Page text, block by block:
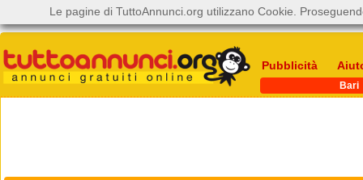
Pubblicità
Bari
Le pagine di TuttoAnnunci.org utilizzano Cookie.